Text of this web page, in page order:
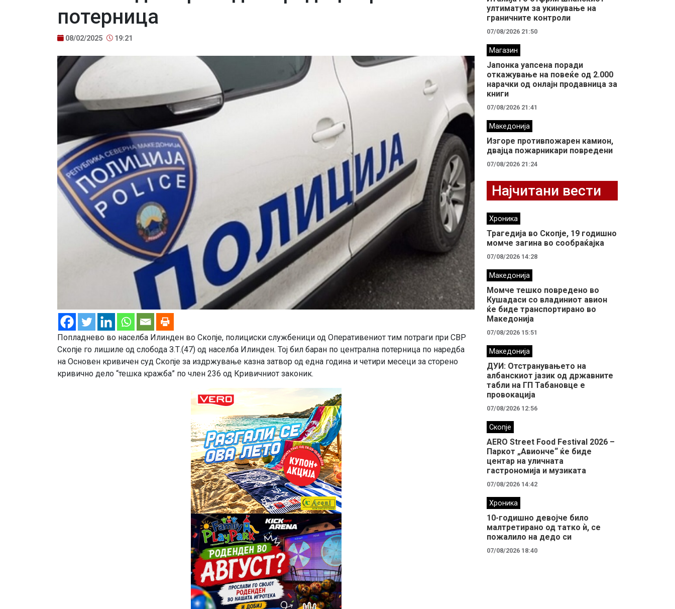
потерница
08/02/2025 19:21
Попладнево во населба Илинден во Скопје, полициски службеници од Оперативениот тим потраги при СВР
Скопје го лишиле од слобода З.Т.(47) од населба Илинден. Тој бил баран по централна потерница по наредба
на Основен кривичен суд Скопје за издржување казна затвор од една година и четири месеци за сторено
кривично дело “тешка кражба” по член 236 од Кривичниот законик.
ултиматум за укинување на
граничните контроли
07/08/2026 21:50
Магазин
Јапонка уапсена поради
откажување на повеќе од 2.000
нарачки од онлајн продавница за
книги
07/08/2026 21:41
Македонија
Изгоре противпожарен камион,
двајца пожарникари повредени
07/08/2026 21:24
Најчитани вести
Хроника
Трагедија во Скопје, 19 годишно
момче загина во сообраќајка
07/08/2026 14:28
Македонија
Момче тешко повредено во
Кушадаси со владиниот авион
ќе биде транспортирано во
Македонија
07/08/2026 15:51
Македонија
ДУИ: Отстранувањето на
албанскиот јазик од државните
табли на ГП Табановце е
провокација
07/08/2026 12:56
Скопје
AERO Street Food Festival 2026 –
Паркот „Авионче“ ќе биде
центар на уличната
гастрономија и музиката
07/08/2026 14:42
Хроника
10-годишно девојче било
малтретирано од татко ѝ, се
пожалило на дедо си
07/08/2026 18:40